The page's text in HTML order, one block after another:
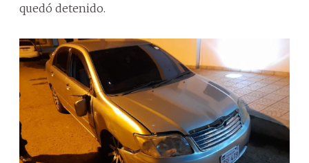
quedó detenido.